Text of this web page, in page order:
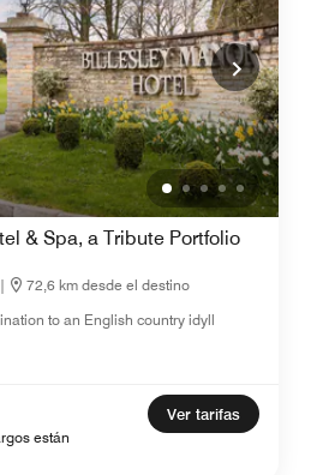
& Spa, a Tribute Portfolio
|
72,6 km desde el destino
to an English country idyll
están
Ver tarifas